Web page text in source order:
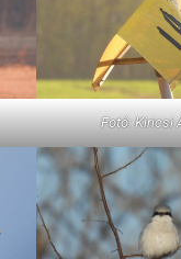
Fotó: Kiricsi